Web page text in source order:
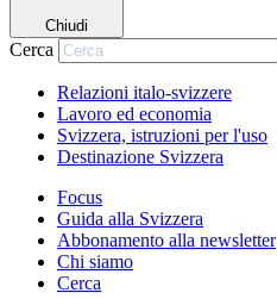
Chiudi
Cerca
Relazioni italo-svizzere
Lavoro ed economia
Svizzera, istruzioni per l'uso
Destinazione Svizzera
Focus
Guida alla Svizzera
Abbonamento alla newsletter
Chi siamo
Cerca